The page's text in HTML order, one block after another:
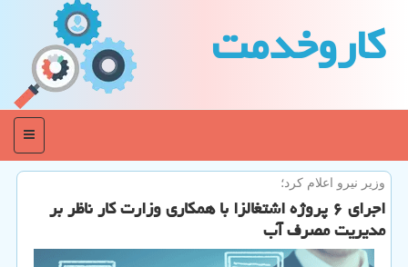
كاروخدمت
منو
وزیر نیرو اعلام كرد؛
اجرای ۶ پروژه اشتغالزا با همكاری وزارت كار ناظر بر
مدیریت مصرف آب